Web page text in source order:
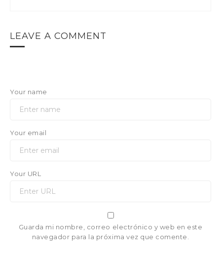
LEAVE A COMMENT
Your name
Your email
Your URL
Guarda mi nombre, correo electrónico y web en este
navegador para la próxima vez que comente.